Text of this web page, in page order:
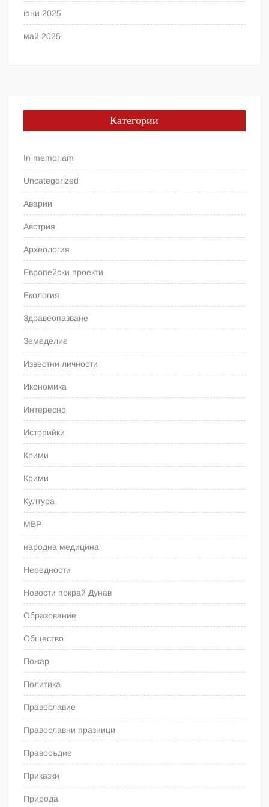
юни 2025
май 2025
Категории
In memoriam
Uncategorized
Аварии
Австрия
Археология
Европейски проекти
Екология
Здравеопазване
Земеделие
Известни личности
Икономика
Интересно
Историйки
Крими
Крими
Култура
МВР
народна медицина
Нередности
Новости покрай Дунав
Образование
Общество
Пожар
Политика
Православие
Православни празници
Правосъдие
Приказки
Природа